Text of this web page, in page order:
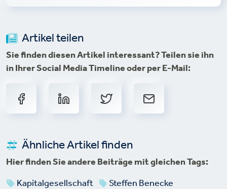
Artikel teilen
Sie finden diesen Artikel interessant? Teilen sie ihn
in Ihrer Social Media Timeline oder per E-Mail:
Ähnliche Artikel finden
Hier finden Sie andere Beiträge mit gleichen Tags:
Kapitalgesellschaft
Steffen Benecke